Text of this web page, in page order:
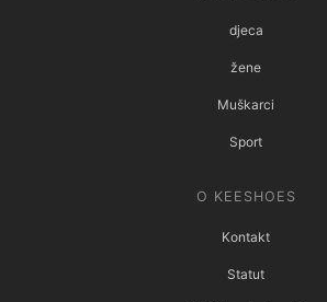
djeca
žene
Muškarci
Sport
O KEESHOES
Kontakt
Statut